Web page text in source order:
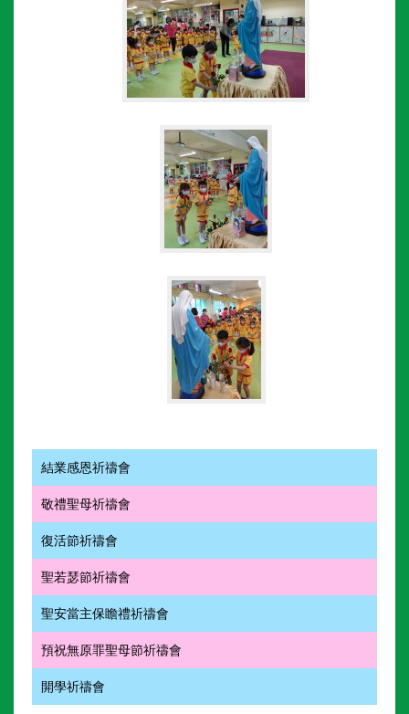
結業感恩祈禱會
敬禮聖母祈禱會
復活節祈禱會
聖若瑟節祈禱會
聖安當主保瞻禮祈禱會
預祝無原罪聖母節祈禱會
開學祈禱會